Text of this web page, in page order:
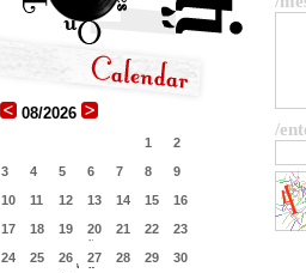
08/2026
1
2
3
4 5 6 7 8
9
10
11 12 13 14 15
16
17
18 19 20 21 22
23
24
25 26 27 28 29
30
/